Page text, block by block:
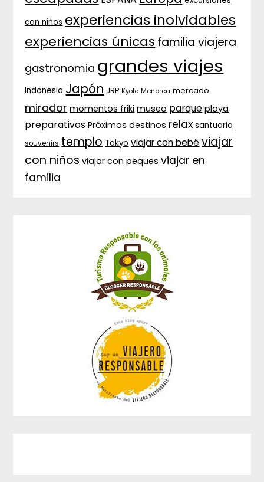
con niños experiencias inolvidables
experiencias únicas familia viajera
gastronomia grandes viajes
Indonesia Japón JRP Kyoto Menorca mercado
mirador momentos friki museo parque playa
preparativos Próximos destinos relax santuario
souvenirs templo Tokyo viajar con bebé viajar
con niños viajar con peques viajar en
familia